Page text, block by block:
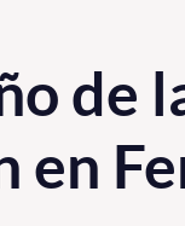
de
en